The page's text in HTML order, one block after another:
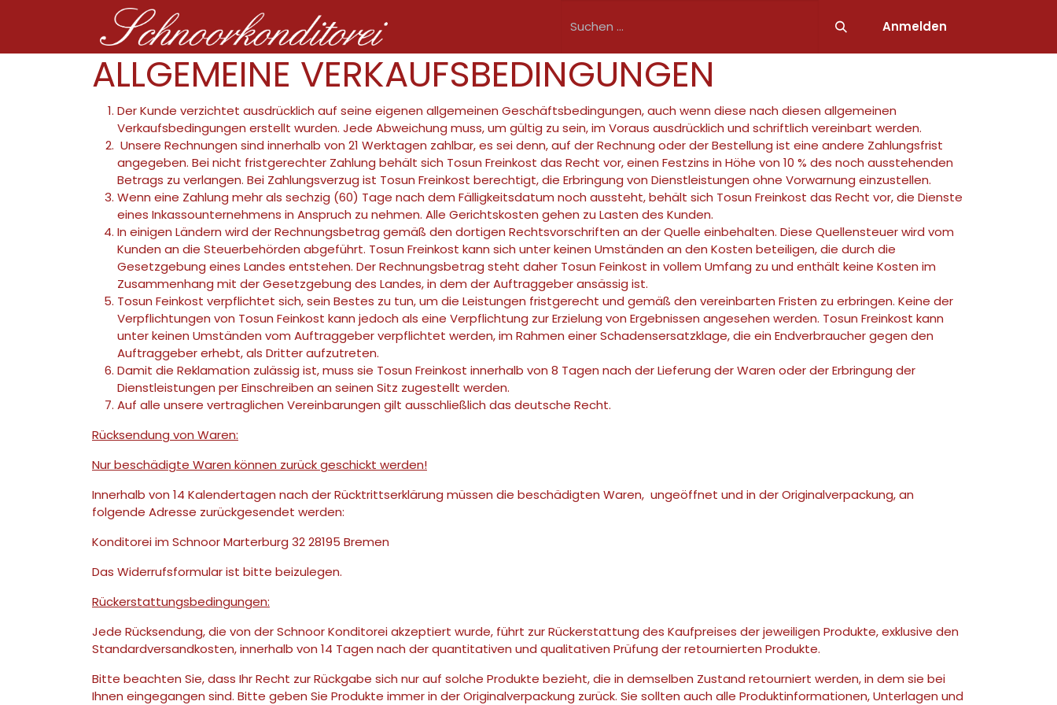
Angebote Anmelden
ALLGEMEINE VERKAUFSBEDINGUNGEN
Der Kunde verzichtet ausdrücklich auf seine eigenen allgemeinen Geschäftsbedingungen, auch wenn diese nach diesen allgemeinen
Verkaufsbedingungen erstellt wurden. Jede Abweichung muss, um gültig zu sein, im Voraus ausdrücklich und schriftlich vereinbart werden.
Unsere Rechnungen sind innerhalb von 21 Werktagen zahlbar, es sei denn, auf der Rechnung oder der Bestellung ist eine andere Zahlungsfrist
angegeben. Bei nicht fristgerechter Zahlung behält sich Tosun Freinkost das Recht vor, einen Festzins in Höhe von 10 % des noch ausstehenden
Betrags zu verlangen. Bei Zahlungsverzug ist Tosun Freinkost berechtigt, die Erbringung von Dienstleistungen ohne Vorwarnung einzustellen.
Wenn eine Zahlung mehr als sechzig (60) Tage nach dem Fälligkeitsdatum noch aussteht, behält sich Tosun Freinkost das Recht vor, die Dienste
eines Inkassounternehmens in Anspruch zu nehmen. Alle Gerichtskosten gehen zu Lasten des Kunden.
In einigen Ländern wird der Rechnungsbetrag gemäß den dortigen Rechtsvorschriften an der Quelle einbehalten. Diese Quellensteuer wird vom
Kunden an die Steuerbehörden abgeführt. Tosun Freinkost kann sich unter keinen Umständen an den Kosten beteiligen, die durch die
Gesetzgebung eines Landes entstehen. Der Rechnungsbetrag steht daher Tosun Feinkost in vollem Umfang zu und enthält keine Kosten im
Zusammenhang mit der Gesetzgebung des Landes, in dem der Auftraggeber ansässig ist.
Tosun Feinkost verpflichtet sich, sein Bestes zu tun, um die Leistungen fristgerecht und gemäß den vereinbarten Fristen zu erbringen. Keine der
Verpflichtungen von Tosun Feinkost kann jedoch als eine Verpflichtung zur Erzielung von Ergebnissen angesehen werden. Tosun Freinkost kann
unter keinen Umständen vom Auftraggeber verpflichtet werden, im Rahmen einer Schadensersatzklage, die ein Endverbraucher gegen den
Auftraggeber erhebt, als Dritter aufzutreten.
Damit die Reklamation zulässig ist, muss sie Tosun Freinkost innerhalb von 8 Tagen nach der Lieferung der Waren oder der Erbringung der
Dienstleistungen per Einschreiben an seinen Sitz zugestellt werden.
Auf alle unsere vertraglichen Vereinbarungen gilt ausschließlich das deutsche Recht.
Rücksendung von Waren:
Nur beschädigte Waren können zurück geschickt werden!
Innerhalb von 14 Kalendertagen nach der Rücktrittserklärung müssen die beschädigten Waren, ungeöffnet und in der Originalverpackung, an
folgende Adresse zurückgesendet werden:
Konditorei im Schnoor Marterburg 32 28195 Bremen
Das Widerrufsformular ist bitte beizulegen.
Rückerstattungsbedingungen:
Jede Rücksendung, die von der Schnoor Konditorei akzeptiert wurde, führt zur Rückerstattung des Kaufpreises der jeweiligen Produkte, exklusive den
Standardversandkosten, innerhalb von 14 Tagen nach der quantitativen und qualitativen Prüfung der retournierten Produkte.
Bitte beachten Sie, dass Ihr Recht zur Rückgabe sich nur auf solche Produkte bezieht, die in demselben Zustand retourniert werden, in dem sie bei
Ihnen eingegangen sind. Bitte geben Sie Produkte immer in der Originalverpackung zurück. Sie sollten auch alle Produktinformationen, Unterlagen und